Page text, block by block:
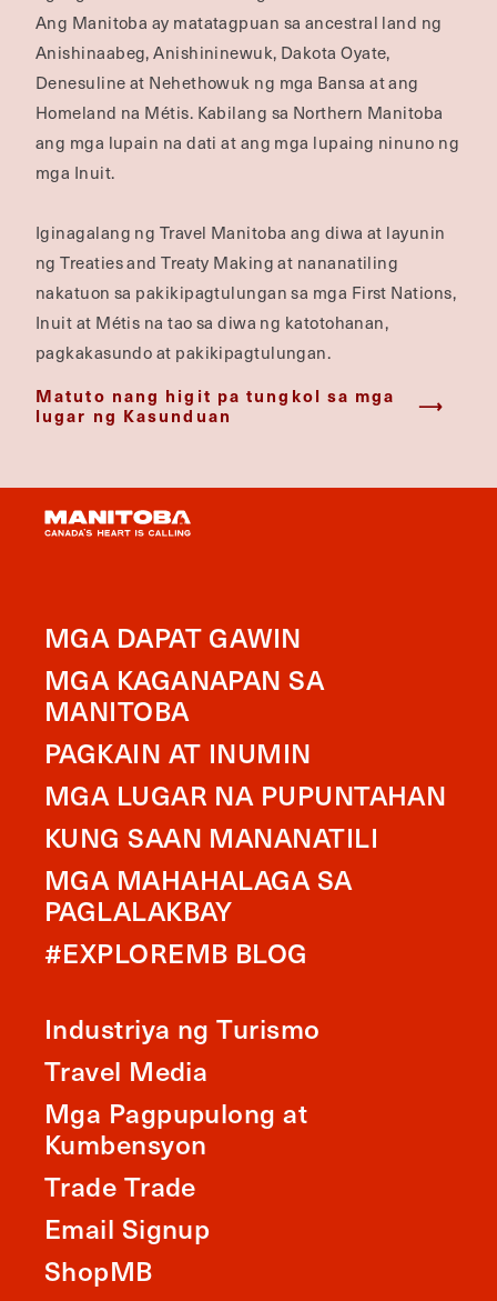
Ang Manitoba ay matatagpuan sa ancestral land ng
Anishinaabeg, Anishininewuk, Dakota Oyate,
Denesuline at Nehethowuk ng mga Bansa at ang
Homeland na Métis. Kabilang sa Northern Manitoba
ang mga lupain na dati at ang mga lupaing ninuno ng
mga Inuit.
Iginagalang ng Travel Manitoba ang diwa at layunin
ng Treaties and Treaty Making at nananatiling
nakatuon sa pakikipagtulungan sa mga First Nations,
Inuit at Métis na tao sa diwa ng katotohanan,
pagkakasundo at pakikipagtulungan.
Matuto nang higit pa tungkol sa mga
lugar ng Kasunduan
MGA DAPAT GAWIN
MGA KAGANAPAN SA
MANITOBA
PAGKAIN AT INUMIN
MGA LUGAR NA PUPUNTAHAN
KUNG SAAN MANANATILI
MGA MAHAHALAGA SA
PAGLALAKBAY
#EXPLOREMB BLOG
Industriya ng Turismo
Travel Media
Mga Pagpupulong at
Kumbensyon
Trade Trade
Email Signup
ShopMB